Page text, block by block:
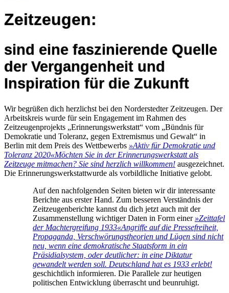
Zeitzeugen:
sind eine faszinierende Quelle
der Vergangenheit und
Inspiration für die Zukunft
Wir begrüßen dich herzlichst bei den Norderstedter Zeitzeugen. Der
Arbeitskreis wurde für sein Engagement im Rahmen des
Zeitzeugenprojekts „Erinnerungswerkstatt“ vom „Bündnis für
Demokratie und Toleranz, gegen Extremismus und Gewalt“ in
Berlin mit dem Preis des Wettbewerbs »Aktiv für Demokratie und
Toleranz 2020«Möchten Sie in der Erinnerungswerkstatt als
Zeitzeuge mitmachen? Sie sind herzlich willkommen! ausgezeichnet.
Die Erinnerungswerkstattwurde als vorbildliche Initiative gelobt.
Auf den nachfolgenden Seiten bieten wir dir interessante
Berichte aus erster Hand. Zum besseren Verständnis der
Zeitzeugenberichte kannst du dich jetzt auch mit der
Zusammenstellung wichtiger Daten in Form einer »Zeittafel
der Machtergreifung 1933«Angriffe auf die Pressefreiheit,
Propaganda, Verschwörungstheorien und Lügen sind nicht
neu, wenn eine demokratische Staatsform in ein
Präsidialsystem, oder deutlicher: in eine Diktatur
gewandelt werden soll. Deutschland hat es 1933 erlebt!
geschichtlich informieren. Die Parallele zur heutigen
politischen Entwicklung überrascht und beunruhigt.